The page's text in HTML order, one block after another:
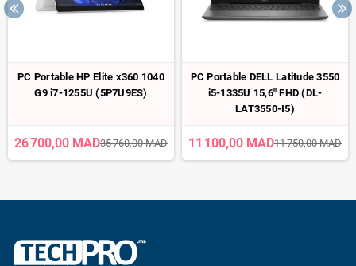
PC Portable HP Elite x360 1040
G9 i7-1255U (5P7U9ES)
26 700,00 MAD35 760,00 MAD
PC Portable DELL Latitude 3550
i5-1335U 15,6" FHD (DL-
LAT3550-I5)
11 100,00 MAD11 750,00 MAD